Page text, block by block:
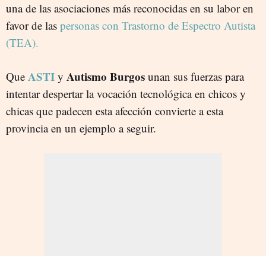
una de las asociaciones más reconocidas en su labor en
favor de las personas con Trastorno de Espectro Autista
(TEA).
Que ASTI y Autismo Burgos unan sus fuerzas para
intentar despertar la vocación tecnológica en chicos y
chicas que padecen esta afección convierte a esta
provincia en un ejemplo a seguir.